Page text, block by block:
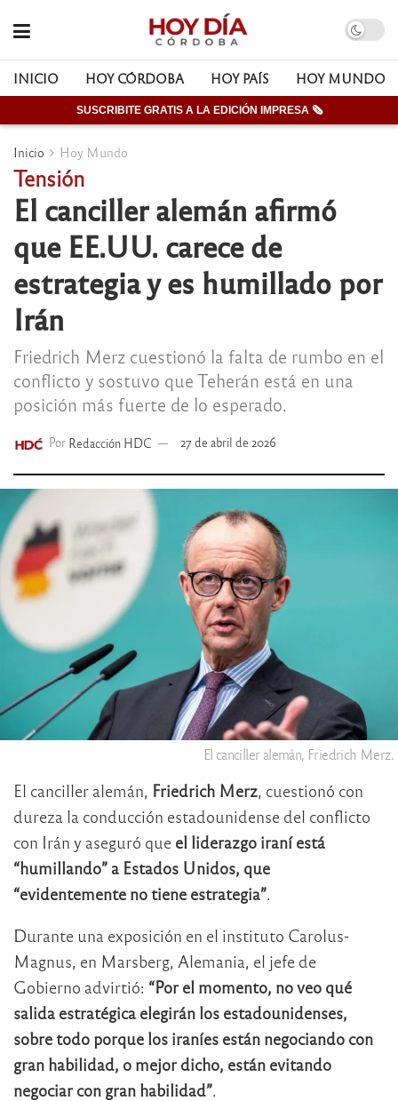
INICIO HOY CÓRDOBA HOY PAÍS HOY MUNDO
SUSCRIBITE GRATIS A LA EDICIÓN IMPRESA 🗞
Inicio Hoy Mundo
Tensión
El canciller alemán afirmó
que EE.UU. carece de
estrategia y es humillado por
Irán
Friedrich Merz cuestionó la falta de rumbo en el
conflicto y sostuvo que Teherán está en una
posición más fuerte de lo esperado.
Por Redacción HDC 27 de abril de 2026
El canciller alemán, Friedrich Merz.
El canciller alemán, Friedrich Merz, cuestionó con
dureza la conducción estadounidense del conflicto
con Irán y aseguró que el liderazgo iraní está
“humillando” a Estados Unidos, que
“evidentemente no tiene estrategia”.
Durante una exposición en el instituto Carolus-
Magnus, en Marsberg, Alemania, el jefe de
Gobierno advirtió: “Por el momento, no veo qué
salida estratégica elegirán los estadounidenses,
sobre todo porque los iraníes están negociando con
gran habilidad, o mejor dicho, están evitando
negociar con gran habilidad”.